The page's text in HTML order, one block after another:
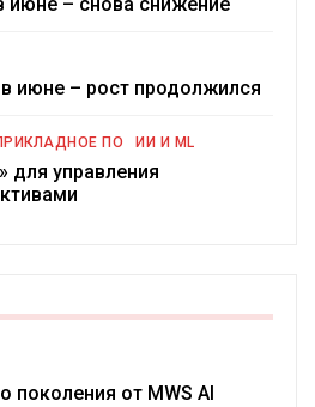
июне – рост продолжился
ПО ИИ И ML
для управления
поколения от MWS AI